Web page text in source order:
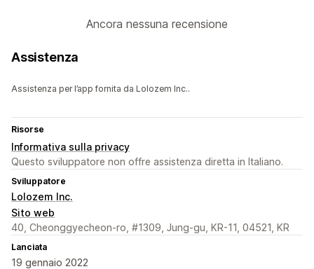
Ancora nessuna recensione
Assistenza
Assistenza per l’app fornita da Lolozem Inc..
Risorse
Informativa sulla privacy
Questo sviluppatore non offre assistenza diretta in Italiano.
Sviluppatore
Lolozem Inc.
Sito web
40, Cheonggyecheon-ro, #1309, Jung-gu, KR-11, 04521, KR
Lanciata
19 gennaio 2022